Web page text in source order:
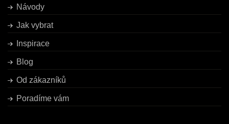
Návody
Jak vybrat
Inspirace
Blog
Od zákazníků
Poradíme vám